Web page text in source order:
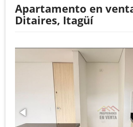
Apartamento en
Ditaires, Itagüí